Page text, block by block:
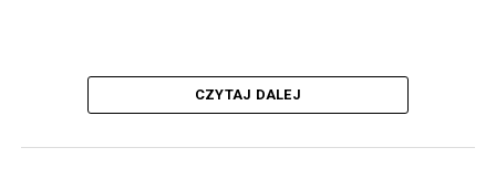
CZYTAJ DALEJ